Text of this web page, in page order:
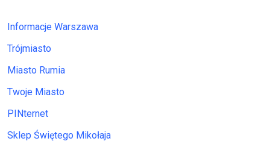
Informacje Warszawa
Trójmiasto
Miasto Rumia
Twoje Miasto
PINternet
Sklep Świętego Mikołaja